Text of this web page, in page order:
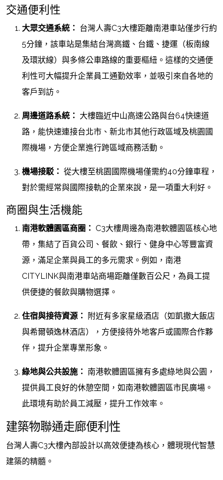
交通便利性
大眾交通系統： 台灣人壽C3大樓距離南港車站僅步行約
5分鐘，該車站是集結台灣高鐵、台鐵、捷運（板南線
及環狀線）與多條公車路線的重要樞紐。這樣的交通便
利性可大幅提升企業員工通勤效率，並吸引來自各地的
客戶到訪。
周邊道路系統： 大樓臨近中山高速公路與台64快速道
路，能快速連接台北市、新北市其他行政區域及桃園國
際機場，方便企業進行跨區域商務活動。
機場接駁： 從大樓至桃園國際機場僅需約40分鐘車程，
對於需經常與國際接軌的企業來說，是一項重大利好。
商圈與生活機能
南港軟體園區商圈： C3大樓周邊為南港軟體園區核心地
帶，集結了百貨公司、餐飲、銀行、健身中心等豐富資
源，滿足企業與員工的多元需求。例如，南港
CITYLINK與南港車站商場距離僅數百公尺，為員工提
供便捷的餐飲與購物選擇。
住宿與接待資源：
附近有多家星級酒店（如凱撒大飯店
與希爾頓逸林酒店），方便接待外地客戶或國際合作夥
伴，提升企業專業形象。
綠地與公共設施： 南港軟體園區擁有多處綠地與公園，
提供員工良好的休憩空間，如南港軟體園區市民廣場。
此環境有助於員工減壓，提升工作效率。
建築物聯通走廊便利性
台灣人壽C3大樓內部設計以高效便捷為核心，體現現代智慧
建築的精髓。